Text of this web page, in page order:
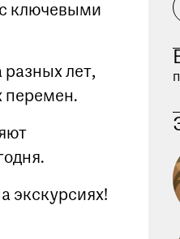
с ключевыми
лет,
перемен.
экскурсиях!